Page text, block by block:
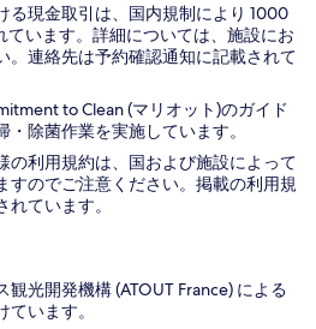
る現金取引は、国内規制により 1000
ています。詳細については、施設にお
。連絡先は予約確認通知に記載されて
to Clean (マリオット)のガイド
・除菌作業を実施しています。
の利用規約は、国および施設によって
すのでご注意ください。掲載の利用規
ています。
観光開発機構 (ATOUT France) による
います。